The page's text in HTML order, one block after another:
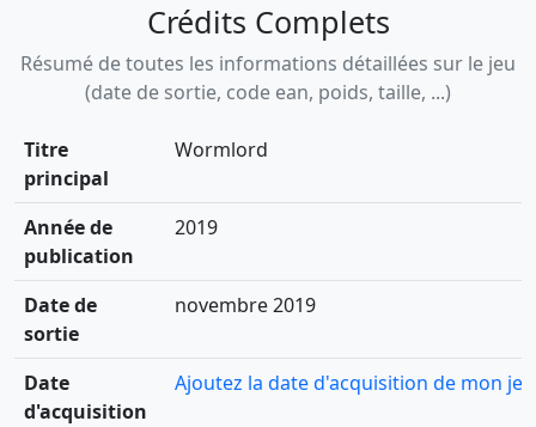
Crédits Complets
Résumé de toutes les informations détaillées sur le jeu
(date de sortie, code ean, poids, taille, ...)
Titre
principal
Wormlord
Année de
publication
2019
Date de
sortie
novembre 2019
Date
d'acquisition
Ajoutez la date d'acquisition de mon jeu